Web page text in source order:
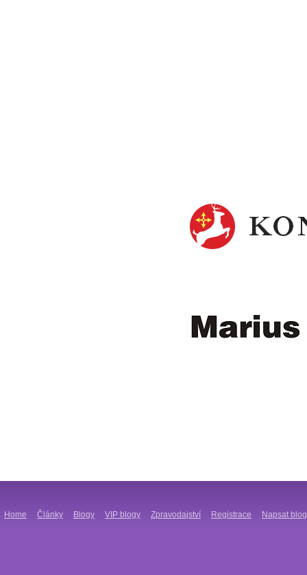
Home Články Blogy VIP blogy Zpravodajství Registrace Napsat blog